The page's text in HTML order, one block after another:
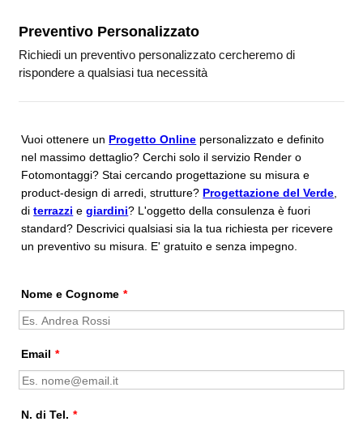
Preventivo Personalizzato
Richiedi un preventivo personalizzato cercheremo di
rispondere a qualsiasi tua necessità
Vuoi ottenere un Progetto Online personalizzato e definito
nel massimo dettaglio? Cerchi solo il servizio Render o
Fotomontaggi? Stai cercando progettazione su misura e
product-design di arredi, strutture? Progettazione del Verde
diterrazzi egiardini? L'oggetto della consulenza è fuori
standard? Descrivici qualsiasi sia la tua richiesta per ricevere
un preventivo su misura. E' gratuito e senza impegno.
Nome e Cognome *
Email *
N. di Tel. *